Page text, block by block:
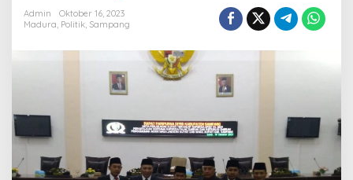
Pengumuman
Bupati
Admin
Oktober 16, 2023
Madura, Politik, Sampang